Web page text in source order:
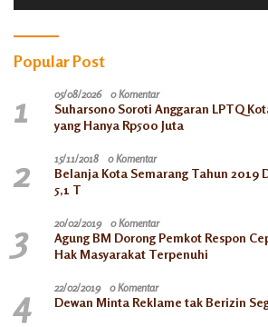
Popular Post
1 05/08/2026 0 Komentar
Suharsono Soroti Anggaran LPTQ
yang Hanya Rp500 Juta
2 15/11/2018 0 Komentar
Belanja Kota Semarang Tahun 2019
5,1 T
3 20/02/2019 0 Komentar
Agung BM Dorong Pemkot Respon
Hak Masyarakat Terpenuhi
4 22/02/2019 0 Komentar
Dewan Minta Reklame tak Berizin